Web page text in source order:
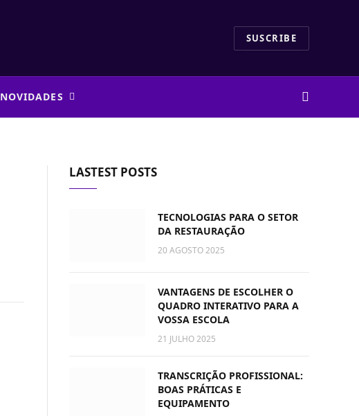
SUSCRIBE
NOVIDADES
LASTEST POSTS
TECNOLOGIAS PARA O SETOR
DA RESTAURAÇÃO
20 AGOSTO 2025
VANTAGENS DE ESCOLHER O
QUADRO INTERATIVO PARA A
VOSSA ESCOLA
21 JULHO 2025
TRANSCRIÇÃO PROFISSIONAL:
BOAS PRÁTICAS E
EQUIPAMENTO